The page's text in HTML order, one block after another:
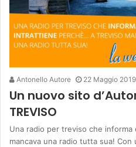
Antonello Autore 22 Maggio 2019
Un nuovo sito
TREVISO
Una radio per treviso che
mancava una radio tutta sua!